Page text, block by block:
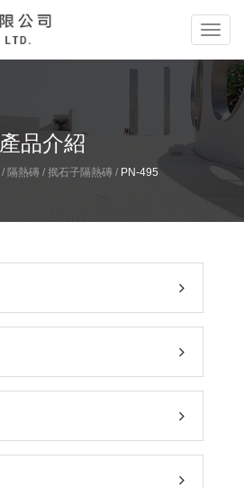
產品介紹
/ 隔熱磚 / 抿石子隔熱磚 / PN-495